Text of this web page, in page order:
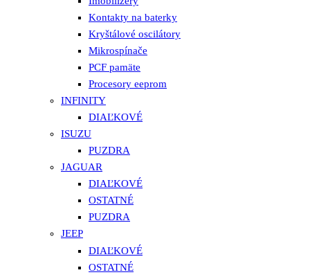
Kontakty na baterky
Kryštálové oscilátory
Mikrospínače
PCF pamäte
Procesory eeprom
INFINITY
DIAĽKOVÉ
ISUZU
PUZDRA
JAGUAR
DIAĽKOVÉ
OSTATNÉ
PUZDRA
JEEP
DIAĽKOVÉ
OSTATNÉ